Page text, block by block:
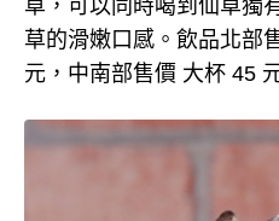
草，可以同時喝到仙草獨
草的滑嫩口感。飲品北部
元，中南部售價 大杯 45